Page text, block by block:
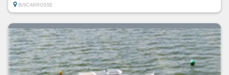
BISCARROSSE